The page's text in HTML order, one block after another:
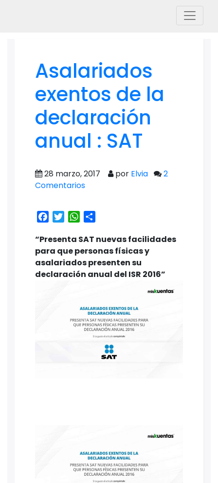
Asalariados
exentos de la
declaración
anual : SAT
28 marzo, 2017 por Elvia
2
Comentarios
Facebook
TwitterWhatsApp
“Presenta SAT nuevas facilidades
para que personas físicas y
asalariados presenten su
declaración anual del ISR 2016”